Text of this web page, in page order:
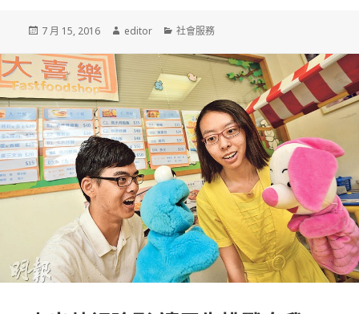
發
於
7 月 15, 2016
作
editor
分
社會服務